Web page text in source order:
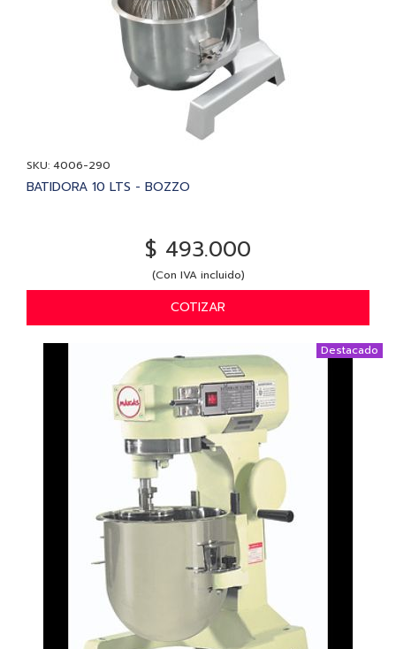
SKU: 4006-290
BATIDORA 10 LTS - BOZZO
$ 493.000
(Con IVA incluido)
COTIZAR
Destacado